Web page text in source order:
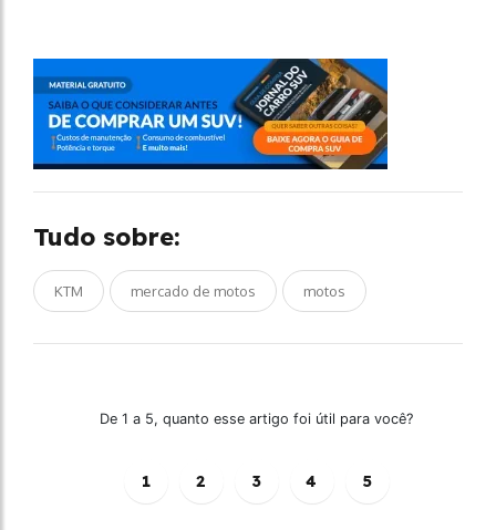
Tudo sobre:
KTM mercado de motos motos
De 1 a 5, quanto esse artigo foi útil para você?
1 2 3 4 5